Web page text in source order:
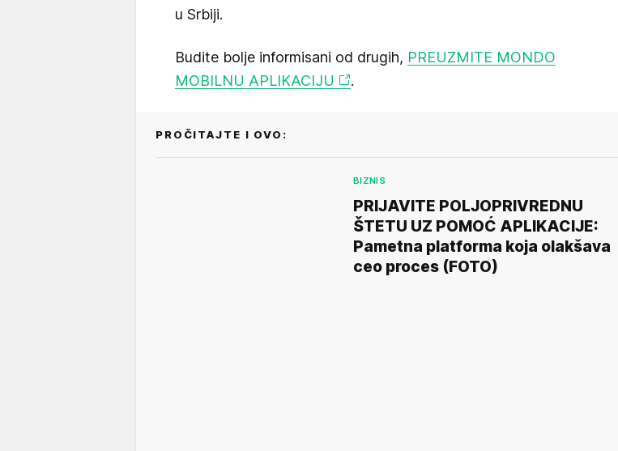
u Srbiji.
Budite bolje informisani od drugih, PREUZMITE MONDO
MOBILNU APLIKACIJU
.
PROČITAJTE I OVO:
BIZNIS
PRIJAVITE POLJOPRIVREDNU
ŠTETU UZ POMOĆ APLIKACIJE:
Pametna platforma koja olakšava
ceo proces (FOTO)